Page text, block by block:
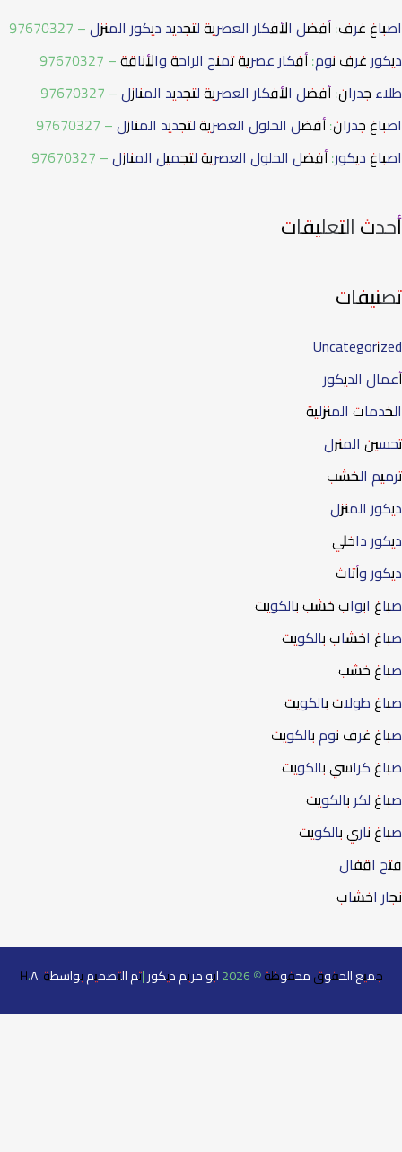
غرف: أفضل الأفكار العصرية لتجديد ديكور المنزل – 97670327
غرف نوم: أفكار عصرية تمنح الراحة والأناقة – 97670327
جدران: أفضل الأفكار العصرية لتجديد المنازل – 97670327
جدران: أفضل الحلول العصرية لتجديد المنازل – 97670327
ديكور: أفضل الحلول العصرية لتجميل المنازل – 97670327
التعليقات
الديكور
المنزلية
المنزل
الخشب
المنزل
داخلي
وأثاث
ابواب خشب بالكويت
اخشاب بالكويت
خشب
طولات بالكويت
غرف نوم بالكويت
كراسي بالكويت
لكر بالكويت
ناري بالكويت
اقفال
اخشاب
جميع الحقوق محفوظة © 2026 ابو مريم ديكور |تم التصميم بواسطة H.A